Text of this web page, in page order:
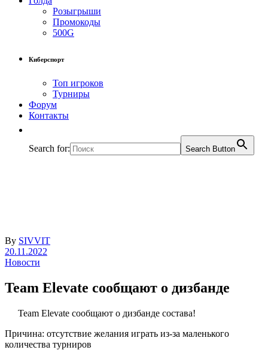
Розыгрыши
Промокоды
500G
Киберспорт
Топ игроков
Турниры
Форум
Контакты
Search for: Search Button
By SIVVIT
20.11.2022
Новости
Team Elevate сообщают о дизбанде
Team Elevate сообщают о дизбанде состава!
Причина: отсутствие желания играть из-за маленького
количества турниров